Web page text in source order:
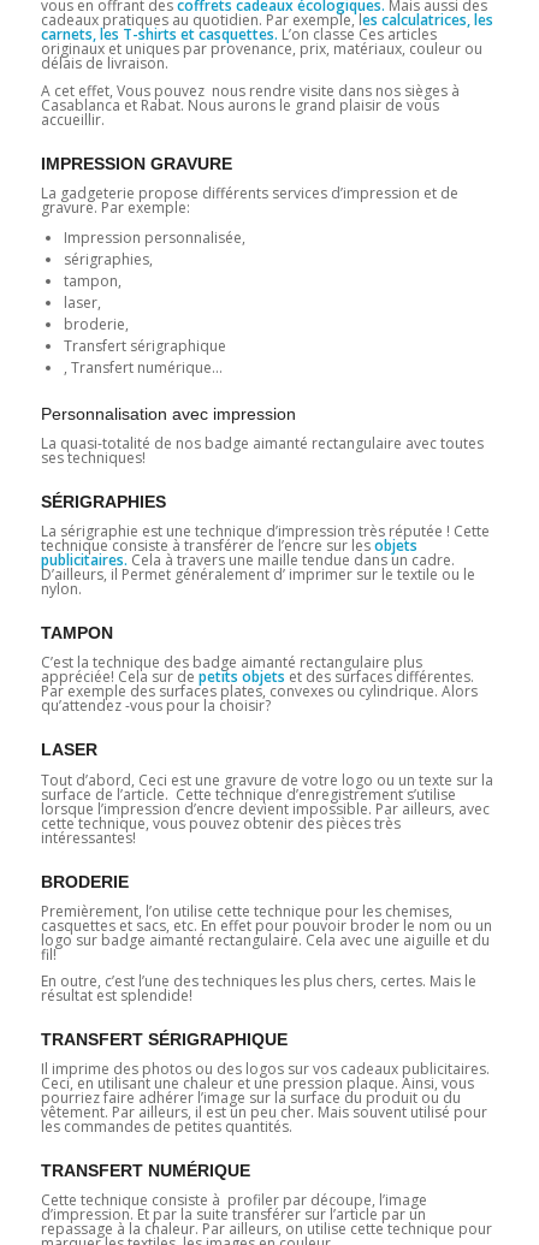
vous en offrant descoffrets cadeaux écologiques. Mais aussi des
cadeaux pratiques au quotidien. Par exemple, les calculatrices, les
carnets, les T-shirts et casquettes. L’on classe Ces articles
originaux et uniques par provenance, prix, matériaux, couleur ou
délais de livraison.
A cet effet, Vous pouvez nous rendre visite dans nos sièges à
Casablanca et Rabat. Nous aurons le grand plaisir de vous
accueillir.
IMPRESSION GRAVURE
La gadgeterie propose différents services d’impression et de
gravure. Par exemple:
Impression personnalisée,
sérigraphies,
tampon,
laser,
broderie,
Transfert sérigraphique
, Transfert numérique…
Personnalisation avec impression
La quasi-totalité de nos badge aimanté rectangulaire avec toutes
ses techniques!
SÉRIGRAPHIES
La sérigraphie est une technique d’impression très réputée ! Cette
technique consiste à transférer de l’encre sur lesobjets
publicitaires. Cela à travers une maille tendue dans un cadre.
D’ailleurs, il Permet généralement d’ imprimer sur le textile ou le
nylon.
TAMPON
C’est la technique des badge aimanté rectangulaire plus
appréciée! Cela sur de petits objets et des surfaces différentes.
Par exemple des surfaces plates, convexes ou cylindrique. Alors
qu’attendez -vous pour la choisir?
LASER
Tout d’abord, Ceci est une gravure de votre logo ou un texte sur la
surface de l’article. Cette technique d’enregistrement s’utilise
lorsque l’impression d’encre devient impossible. Par ailleurs, avec
cette technique, vous pouvez obtenir des pièces très
intéressantes!
BRODERIE
Premièrement, l’on utilise cette technique pour les chemises,
casquettes et sacs, etc. En effet pour pouvoir broder le nom ou un
logo sur badge aimanté rectangulaire. Cela avec une aiguille et du
fil!
En outre, c’est l’une des techniques les plus chers, certes. Mais le
résultat est splendide!
TRANSFERT SÉRIGRAPHIQUE
Il imprime des photos ou des logos sur vos cadeaux publicitaires.
Ceci, en utilisant une chaleur et une pression plaque. Ainsi, vous
pourriez faire adhérer l’image sur la surface du produit ou du
vêtement. Par ailleurs, il est un peu cher. Mais souvent utilisé pour
les commandes de petites quantités.
TRANSFERT NUMÉRIQUE
Cette technique consiste à profiler par découpe, l’image
d’impression. Et par la suite transférer sur l’article par un
repassage à la chaleur. Par ailleurs, on utilise cette technique pour